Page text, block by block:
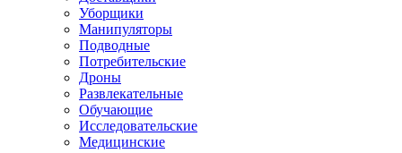
Уборщики
Манипуляторы
Подводные
Потребительские
Дроны
Развлекательные
Обучающие
Исследовательские
Медицинские